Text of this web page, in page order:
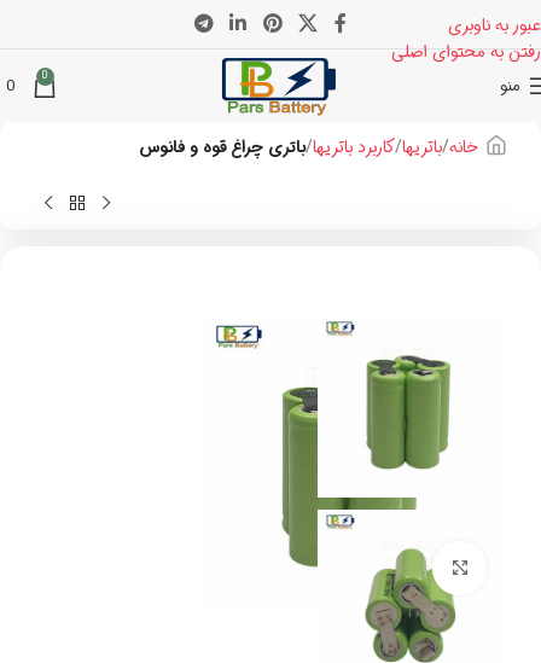
عبور به ناوبری
رفتن به محتوای اصلی
منو 0
0
خانه باتریها کاربرد باتریها باتری چراغ قوه و فانوس
بزرگنمایی تصویر